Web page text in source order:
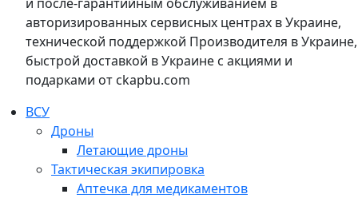
авторизированных сервисных центрах в Украине,
технической поддержкой Производителя в Украине,
быстрой доставкой в Украине с акциями и
подарками от ckapbu.com
ВСУ
Дроны
Летающие дроны
Тактическая экипировка
Аптечка для медикаментов